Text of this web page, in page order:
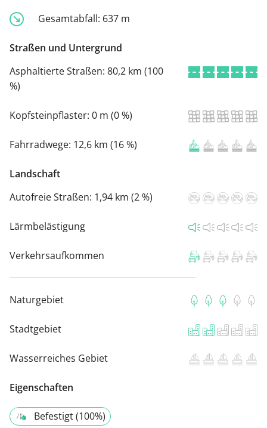
Gesamtabfall: 637 m
Straßen und Untergrund
Asphaltierte Straßen: 80,2 km (100
%)
Kopfsteinpflaster: 0 m (0 %)
Fahrradwege: 12,6 km (16 %)
Landschaft
Autofreie Straßen: 1,94 km (2 %)
Lärmbelästigung
Verkehrsaufkommen
Naturgebiet
Stadtgebiet
Wasserreiches Gebiet
Eigenschaften
Befestigt (100%)